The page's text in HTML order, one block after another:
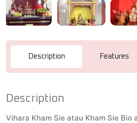
Description Features
Description
Vihara Kham Sie atau Kham Sie Bio